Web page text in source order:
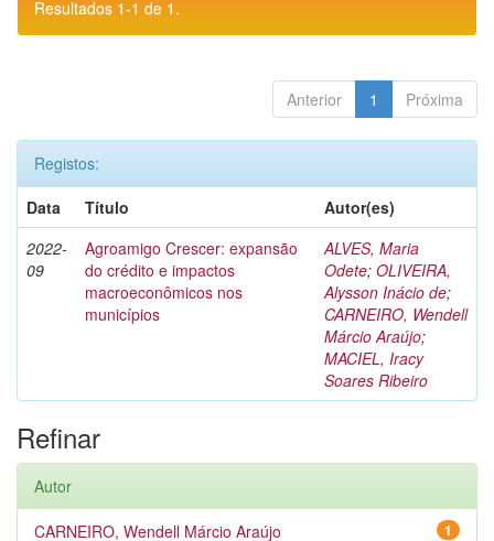
Resultados 1-1 de 1.
Anterior 1 Próxima
Registos:
Data
Título
Autor(es)
2022-
09
Agroamigo Crescer: expansão
do crédito e impactos
macroeconômicos nos
municípios
ALVES, Maria
Odete; OLIVEIRA,
Alysson Inácio de;
CARNEIRO, Wendell
Márcio Araújo;
MACIEL, Iracy
Soares Ribeiro
Refinar
Autor
1
CARNEIRO, Wendell Márcio Araújo